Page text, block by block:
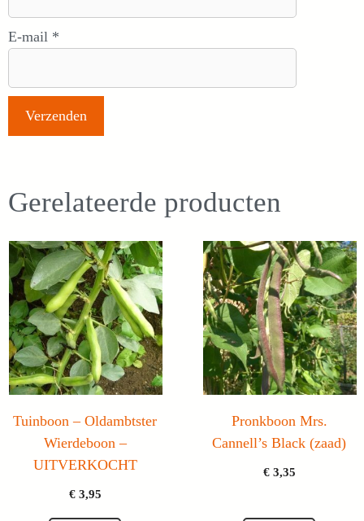
E-mail *
Gerelateerde producten
Tuinboon – Oldambtster
Wierdeboon –
UITVERKOCHT
€3,95
Pronkboon Mrs.
Cannell’s Black (zaad)
€3,35